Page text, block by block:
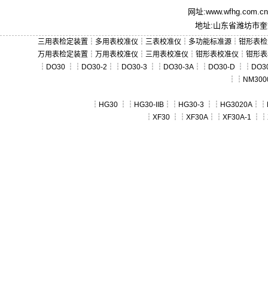
网址:www.wfhg.com.cn
地址:山东省潍坊市
三用表检定装置 ┆ 多用表校准仪 ┆ 三表校准仪 ┆ 多功能标准源 ┆ 钳形表
万用表检定装置 ┆ 万用表校准仪 ┆ 三用表校准仪 ┆ 钳形表校准仪 ┆ 钳形
┆ DO30 ┆┆ DO30-2 ┆┆ DO30-3 ┆┆ DO30-3A ┆┆ DO30-D ┆┆
┆┆
┆ HG30 ┆┆ HG30-IIB ┆┆ HG30-3 ┆┆ HG3020A ┆┆
┆ XF30 ┆┆ XF30A ┆┆ XF30A-1 ┆┆